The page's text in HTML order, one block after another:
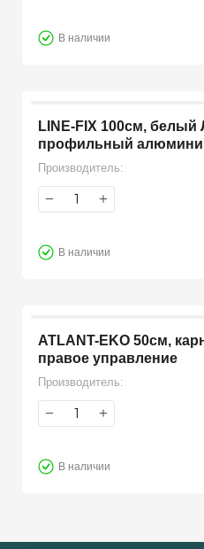
В наличии
LINE-FIX 100см, белый
профильный
Производитель:
− +
В наличии
ATLANT-EKO 50см,
правое управление
Производитель:
− +
В наличии